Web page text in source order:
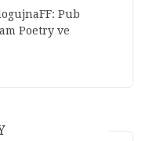
: Pub
Poetry ve